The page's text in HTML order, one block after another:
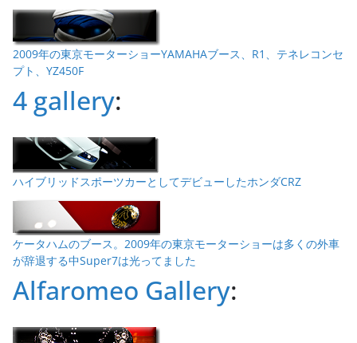
2009年の東京モーターショーYAMAHAブース、R1、テネレコンセ
プト、YZ450F
4 gallery:
ハイブリッドスポーツカーとしてデビューしたホンダCRZ
ケータハムのブース。2009年の東京モーターショーは多くの外車
が辞退する中Super7は光ってました
Alfaromeo Gallery: